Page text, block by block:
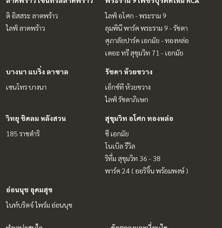
ดิ อิสสระ ลาดพร้าว
ไลฟ์ ลาดพร้าว
ไลฟ์ อโศก - พระราม 9
ลุมพินี พาร์ค พระราม 9 - รัชดา
ศุภาลัยปาร์ค เอกมัย - ทองหล่อ
เดอะ ทรี สุขุมวิท 71 - เอกมัย
บางนา แบริ่ง ลาซาล
เซนโทร บางนา
รัชดา ห้วยขวาง
เอ็กซ์ที ห้วยขวาง
ไลฟ์ รัชดาภิเษก
วิทยุ ชิดลม หลังสวน
185 ราชดำริ
สุขุมวิท อโศก ทองหล่อ
ซี เอกมัย
โนเบิล รีวิล
ริทึ่ม สุขุมวิท 36 - 38
พาร์ค 24 ( ออริจิ้น พร้อมพงษ์ )
อ่อนนุช อุดมสุข
ไนท์บริดจ์ ไพร์ม อ่อนนุช